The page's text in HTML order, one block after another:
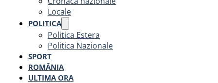
Locale
POLITICA
Politica Estera
Politica Nazionale
SPORT
ROMÂNIA
ULTIMA ORA